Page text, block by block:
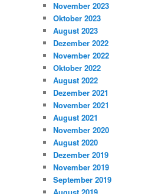
November 2023
Oktober 2023
August 2023
Dezember 2022
November 2022
Oktober 2022
August 2022
Dezember 2021
November 2021
August 2021
November 2020
August 2020
Dezember 2019
November 2019
September 2019